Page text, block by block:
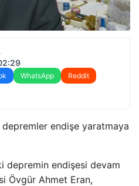
WhatsApp
Reddit
endişe yaratmaya
depremin endişesi devam
Övgür Ahmet Eran,